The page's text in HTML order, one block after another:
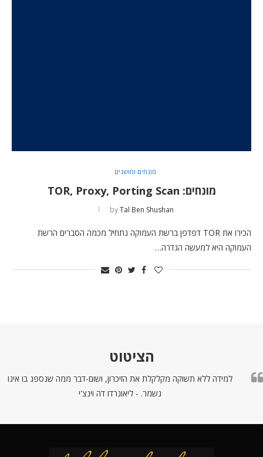
מונחים ומושגים
מונחים: TOR, Proxy, Porting Scan
byTal Ben Shushan
הכירו את TOR דפדפן ברשת העמוקה נתחיל מכמה הסברים הרשת
העמוקה היא למעשה הגדרה…
הציטוט
למידה ללא תשוקה מקלקלת את הזיכרון, ושום-דבר ממה שנספג בו אינו
נשמר. - ליאונרדו דה וינצ'י